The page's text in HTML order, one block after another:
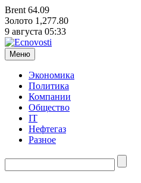
Brent 64.09
Золото 1,277.80
9 августа 05:33
Меню
Экономика
Политика
Компании
Общество
IT
Нефтегаз
Разное